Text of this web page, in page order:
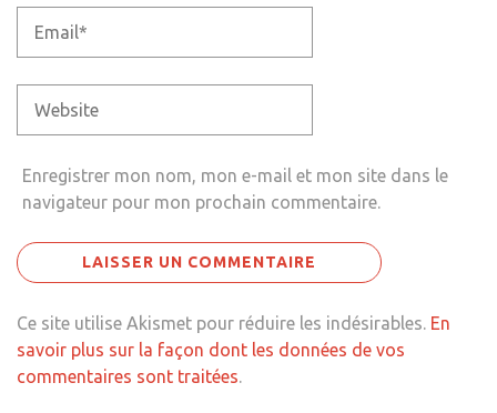
Enregistrer mon nom, mon e-mail et mon site dans le
navigateur pour mon prochain commentaire.
Ce site utilise Akismet pour réduire les indésirables. En
savoir plus sur la façon dont les données de vos
commentaires sont traitées.